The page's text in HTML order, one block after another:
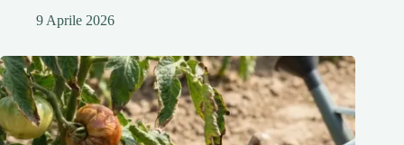
9 Aprile 2026